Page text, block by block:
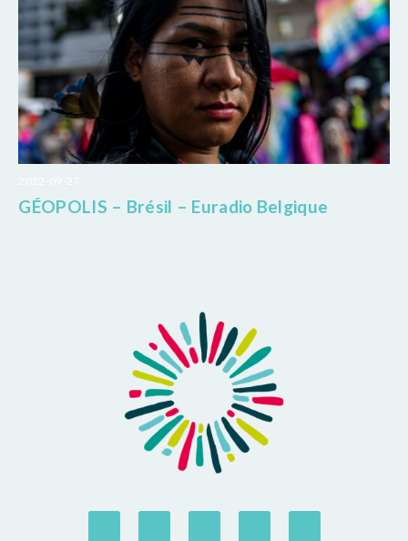
GÉOPOLIS – Brésil – Euradio Belgique